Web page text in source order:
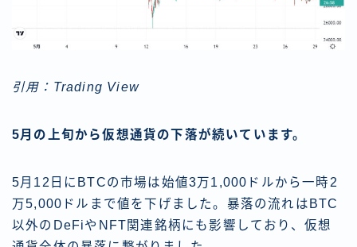
引用：Trading View
5月の上旬から仮想通貨の下落が続いています。
5月12日にBTCの市場は始値3万1,000ドルから一時2
万5,000ドルまで値を下げました。暴落の流れはBTC
以外のDeFiやNFT関連銘柄にも影響しており、仮想